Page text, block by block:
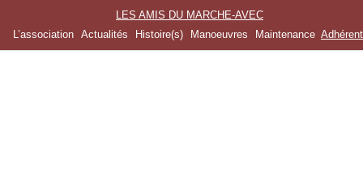
LES AMIS DU MARCHE-AVEC
L’association
Actualités Histoire(s) Manoeuvres Maintenance